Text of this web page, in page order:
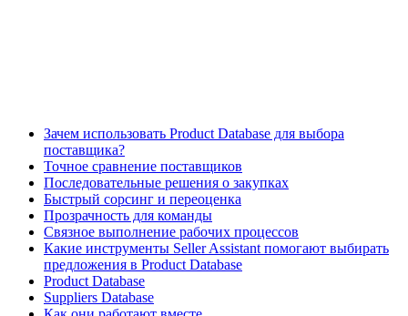
Зачем использовать Product Database для выбора
поставщика?
Точное сравнение поставщиков
Последовательные решения о закупках
Быстрый сорсинг и переоценка
Прозрачность для команды
Связное выполнение рабочих процессов
Какие инструменты Seller Assistant помогают выбирать
предложения в Product Database
Product Database
Suppliers Database